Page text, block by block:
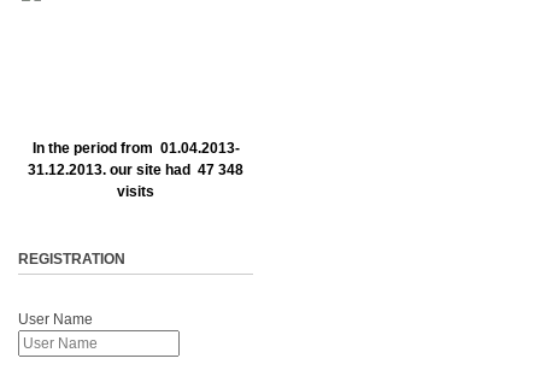
In the period from 01.04.2013-
31.12.2013. our site had 47 348
visits
REGISTRATION
User Name